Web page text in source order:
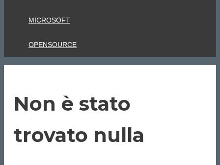
MICROSOFT
OPENSOURCE
Non è stato
trovato nulla